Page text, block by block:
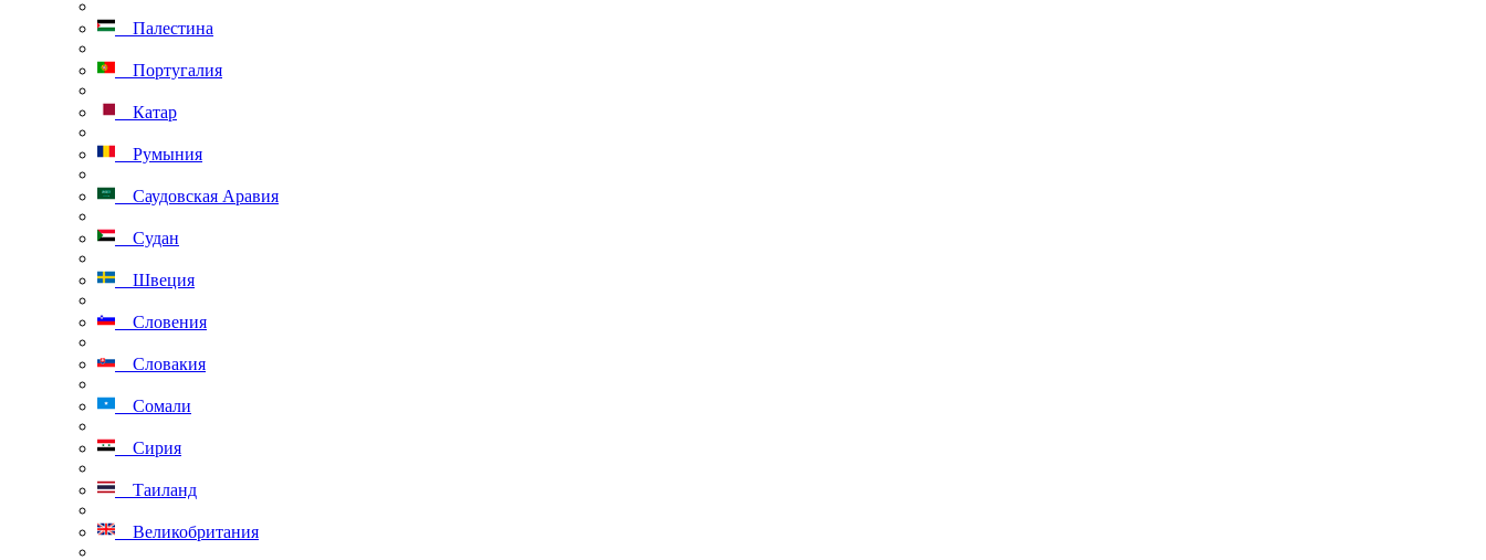
Палестина
Португалия
Катар
Румыния
Саудовская Аравия
Судан
Швеция
Словения
Словакия
Сомали
Сирия
Таиланд
Великобритания